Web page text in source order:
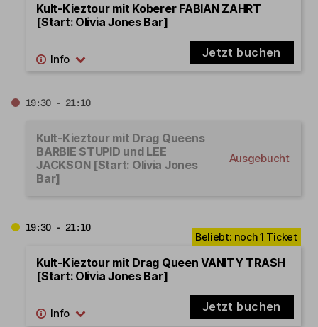
Kult-Kieztour mit Koberer FABIAN ZAHRT
[Start: Olivia Jones Bar]
Jetzt buchen
19:30 - 21:10
Kult-Kieztour mit Drag Queens
BARBIE STUPID und LEE
JACKSON [Start: Olivia Jones
Bar]
Ausgebucht
19:30 - 21:10
Kult-Kieztour mit Drag Queen VANITY TRASH
[Start: Olivia Jones Bar]
Jetzt buchen